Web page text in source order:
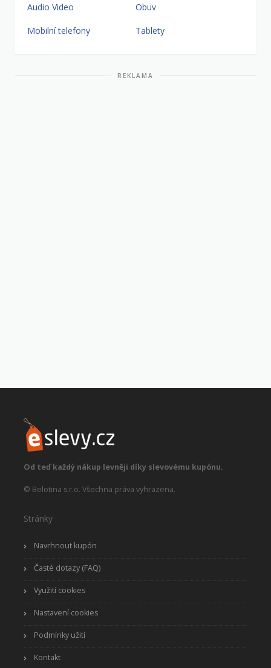
Audio Video Obuv
Mobilní telefony Tablety
REKLAMA
Od teď každý nákup levněji díky slevovému kupónu.
© Belotina s.r.o. Všechna práva vyhrazena.
Stránky
Navrhnout kupón
Časté dotazy (FAQ)
Využití cookies
Nastavení cookies
Podmínky užití
Kontakt